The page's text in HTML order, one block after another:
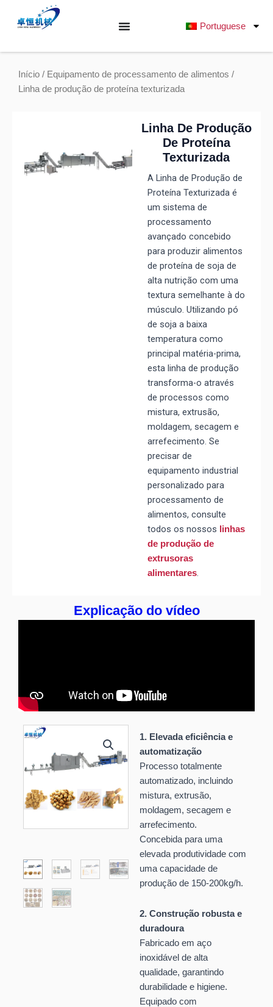
conteúdo
Portuguese
Início / Equipamento de processamento de alimentos /
Linha de produção de proteína texturizada
Linha De Produção
De Proteína
Texturizada
A Linha de Produção de
Proteína Texturizada é
um sistema de
processamento
avançado concebido
para produzir alimentos
de proteína de soja de
alta nutrição com uma
textura semelhante à do
músculo. Utilizando pó
de soja a baixa
temperatura como
principal matéria-prima,
esta linha de produção
transforma-o através
de processos como
mistura, extrusão,
moldagem, secagem e
arrefecimento. Se
precisar de
equipamento industrial
personalizado para
processamento de
alimentos, consulte
todos os nossos
linhas
de produção de
extrusoras
alimentares.
Explicação do vídeo
1. Elevada eficiência e
automatização
Processo totalmente
automatizado, incluindo
mistura, extrusão,
moldagem, secagem e
arrefecimento.
Concebida para uma
elevada produtividade com
uma capacidade de
produção de 150-200kg/h.
2. Construção robusta e
duradoura
Fabricado em aço
inoxidável de alta
qualidade, garantindo
durabilidade e higiene.
Equipado com